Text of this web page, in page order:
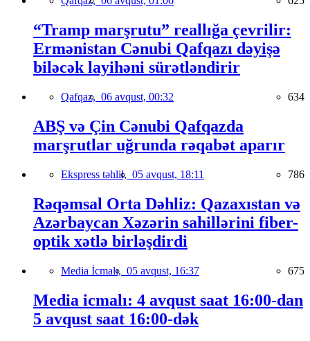
“Tramp marşrutu” reallığa çevrilir:
Ermənistan Cənubi Qafqazı dəyişə
biləcək layihəni sürətləndirir
Qafqaz, 06 avqust, 00:32 634
ABŞ və Çin Cənubi Qafqazda
marşrutlar uğrunda rəqabət aparır
Ekspress təhlil, 05 avqust, 18:11 786
Rəqəmsal Orta Dəhliz: Qazaxıstan və
Azərbaycan Xəzərin sahillərini fiber-
optik xətlə birləşdirdi
Media İcmalı, 05 avqust, 16:37 675
Media icmalı: 4 avqust saat 16:00-dan
5 avqust saat 16:00-dək